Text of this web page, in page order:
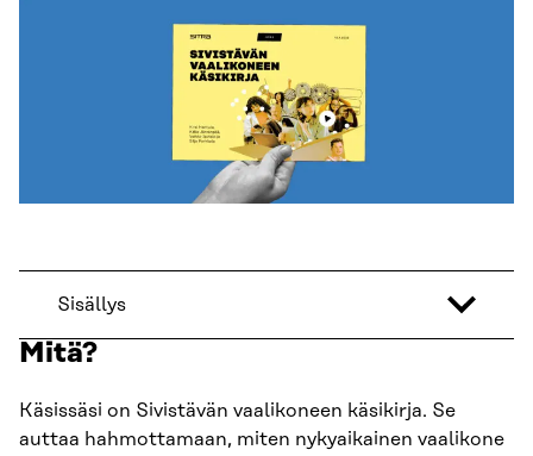
Sisällys
Mitä?
Käsissäsi on Sivistävän vaalikoneen käsikirja. Se
auttaa hahmottamaan, miten nykyaikainen vaalikone